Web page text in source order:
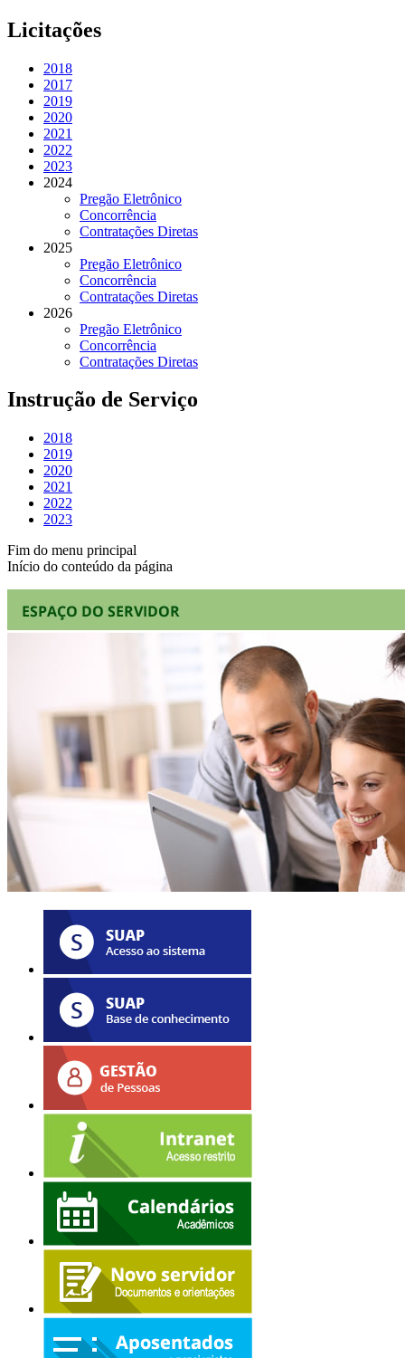
Licitações
2018
2017
2019
2020
2021
2022
2023
2024
Pregão Eletrônico
Concorrência
Contratações Diretas
2025
Pregão Eletrônico
Concorrência
Contratações Diretas
2026
Pregão Eletrônico
Concorrência
Contratações Diretas
Instrução de Serviço
2018
2019
2020
2021
2022
2023
Fim do menu principal
Início do conteúdo da página